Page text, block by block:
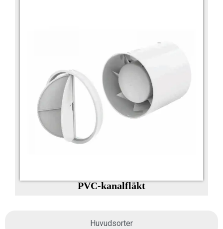
Huvudsorter
PVC-kanalfläkt